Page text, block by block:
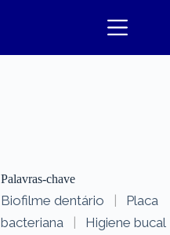
Palavras-chave
Biofilme dentário |
Placa
bacteriana
|
Higiene bucal